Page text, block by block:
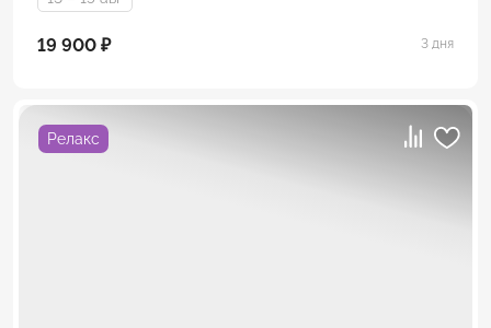
19 900 ₽ 3 дня
Релакс